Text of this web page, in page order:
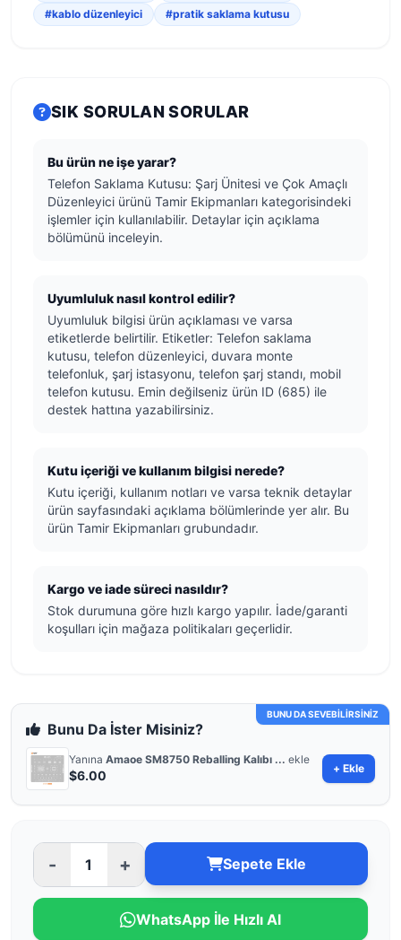
#kablo düzenleyici #pratik saklama kutusu
SIK SORULAN SORULAR
Bu ürün ne işe yarar?
Telefon Saklama Kutusu: Şarj Ünitesi ve Çok Amaçlı
Düzenleyici ürünü Tamir Ekipmanları kategorisindeki
işlemler için kullanılabilir. Detaylar için açıklama
bölümünü inceleyin.
Uyumluluk nasıl kontrol edilir?
Uyumluluk bilgisi ürün açıklaması ve varsa
etiketlerde belirtilir. Etiketler: Telefon saklama
kutusu, telefon düzenleyici, duvara monte
telefonluk, şarj istasyonu, telefon şarj standı, mobil
telefon kutusu. Emin değilseniz ürün ID (685) ile
destek hattına yazabilirsiniz.
Kutu içeriği ve kullanım bilgisi nerede?
Kutu içeriği, kullanım notları ve varsa teknik detaylar
ürün sayfasındaki açıklama bölümlerinde yer alır. Bu
ürün Tamir Ekipmanları grubundadır.
Kargo ve iade süreci nasıldır?
Stok durumuna göre hızlı kargo yapılır. İade/garanti
koşulları için mağaza politikaları geçerlidir.
BUNU DA SEVEBİLİRSİNİZ
Bunu Da İster Misiniz?
Yanına Amaoe SM8750 Reballing Kalıbı ... ekle
$6.00 + Ekle
- + Sepete Ekle
WhatsApp İle Hızlı Al